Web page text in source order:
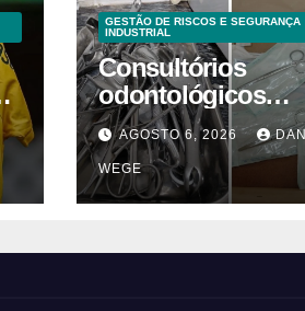
GESTÃO DE RISCOS E SEGURANÇA
INDUSTRIAL
Consultórios
odontológicos
interditados em
Campinas
2025
AGOSTO 6, 2026
WEGE